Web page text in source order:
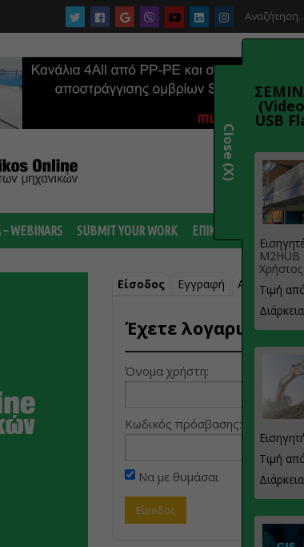

WEBINARS SUBMIT YOUR WORK ΕΠΙΚΟΙΝΩΝΙΑ
Είσοδος Εγγραφή Ανάκτηση
Έχετε λογαριασμό;
Όνομα χρήστη:
Κωδικός πρόσβασης:
Να με θυμάσαι
USB
M2HUB
Τιμή
Τιμή
Close (X)